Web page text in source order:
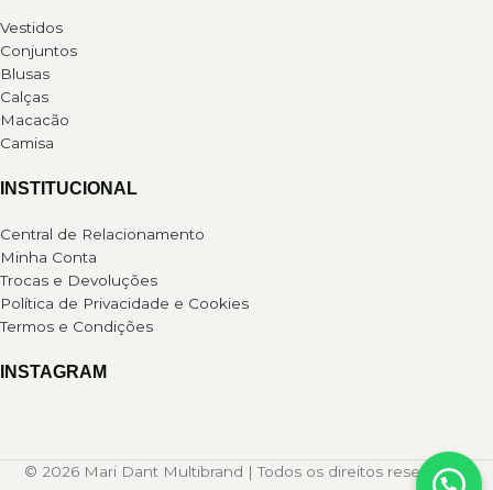
Vestidos
Conjuntos
Blusas
Calças
Macacão
Camisa
INSTITUCIONAL
Central de Relacionamento
Minha Conta
Trocas e Devoluções
Política de Privacidade e Cookies
Termos e Condições
INSTAGRAM
© 2026 Mari Dant Multibrand | Todos os direitos reservados